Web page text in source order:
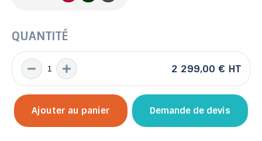
QUANTITÉ
2 299,00 € HT
Ajouter au panier Demande de devis